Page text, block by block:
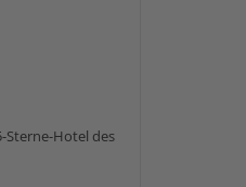
Sterne-Hotel des